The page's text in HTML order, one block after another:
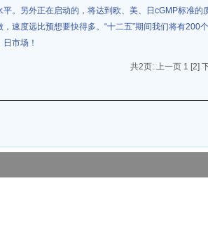
平。另外正在启动的，将达到欧、美、日cGMP标准
，速度远比预想要快得多。“十二五”期间我们将有200
日市场！
共2页: 上一页 1 [2]